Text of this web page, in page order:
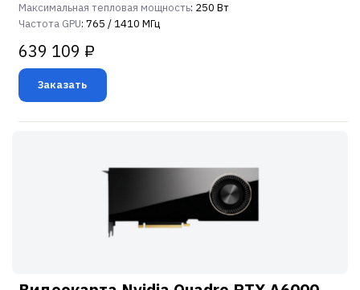
Максимальная тепловая мощность: 250 Вт
Частота GPU: 765 / 1410 МГц
639 109 ₽
Заказать